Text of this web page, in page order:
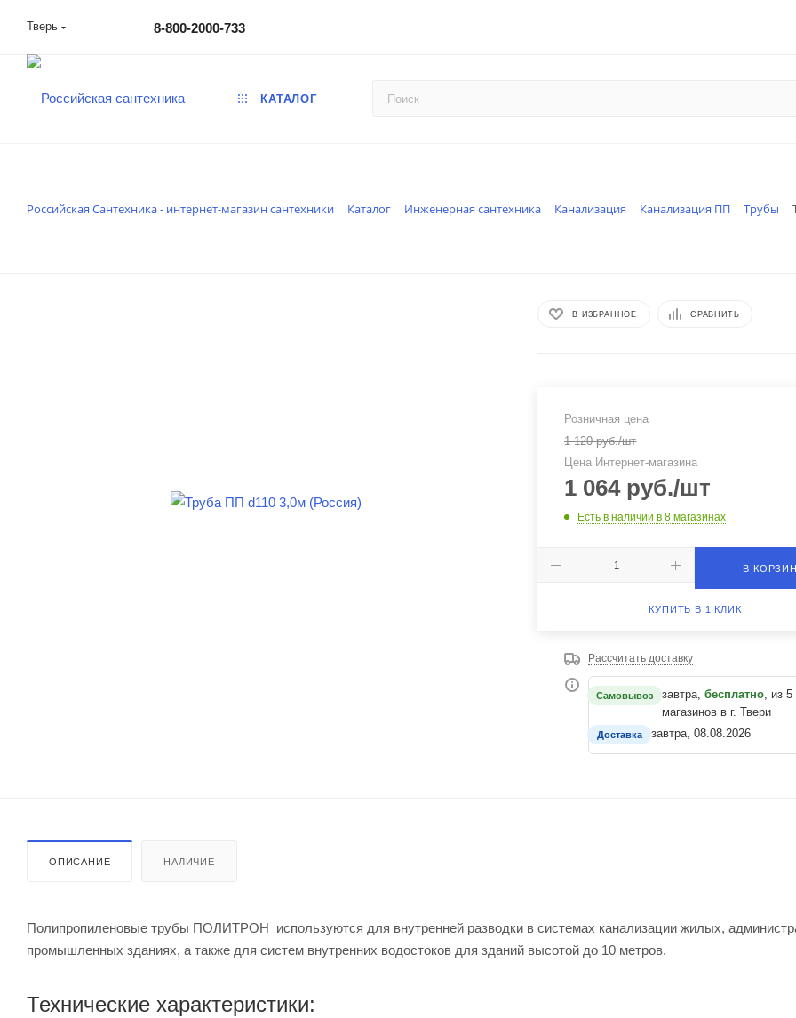
Тверь 8-800-2000-733
КАТАЛОГ
Российская Сантехника - интернет-магазин сантехники Каталог Инженерная сантехника Канализация Канализация ПП Трубы
В ИЗБРАННОЕ СРАВНИТЬ
Розничная цена
1 120руб./шт
Цена Интернет-магазина
1 064руб./шт
Есть в наличиив 8 магазинах
В
КУПИТЬ В 1 КЛИК
Рассчитать доставку
Самовывоз завтра,бесплатно, из 5
магазинов в г. Твери
Доставка завтра, 08.08.2026
ОПИСАНИЕ НАЛИЧИЕ
Полипропиленовые трубы ПОЛИТРОН используются для внутренней разводки в системах канализации жилых,
промышленных зданиях, а также для систем внутренних водостоков для зданий высотой до 10 метров.
Технические характеристики: